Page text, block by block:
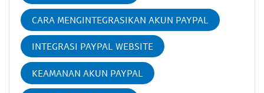
CARA MENGINTEGRASIKAN AKUN PAYPAL
INTEGRASI PAYPAL WEBSITE
KEAMANAN AKUN PAYPAL